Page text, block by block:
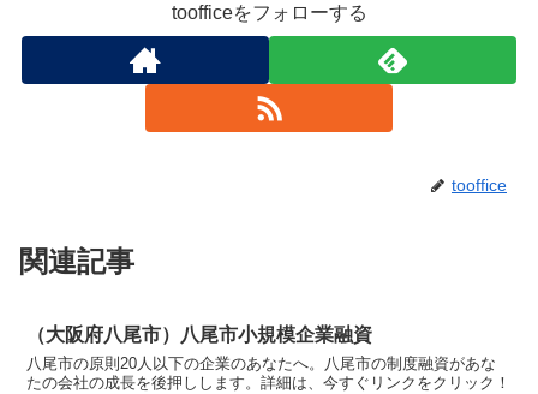
toofficeをフォローする
tooffice
関連記事
（大阪府八尾市）八尾市小規模企業融資
八尾市の原則20人以下の企業のあなたへ。八尾市の制度融資があな
たの会社の成長を後押しします。詳細は、今すぐリンクをクリック！